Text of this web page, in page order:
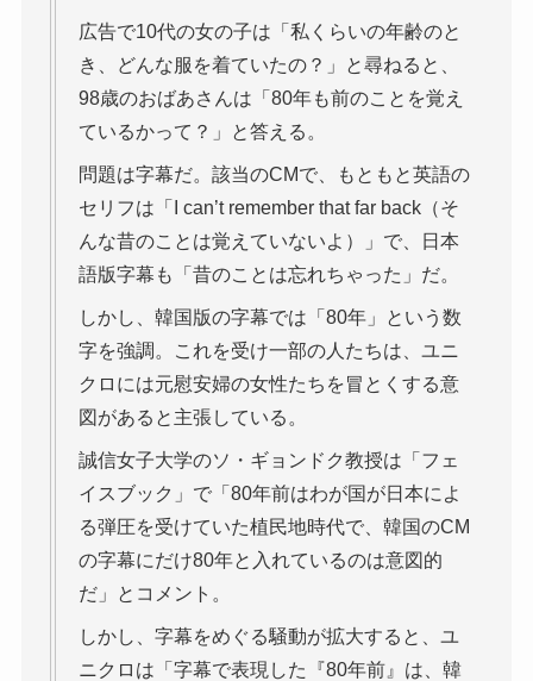
広告で10代の女の子は「私くらいの年齢のと
き、どんな服を着ていたの？」と尋ねると、
98歳のおばあさんは「80年も前のことを覚え
ているかって？」と答える。
問題は字幕だ。該当のCMで、もともと英語の
セリフは「I can’t remember that far back（そ
んな昔のことは覚えていないよ）」で、日本
語版字幕も「昔のことは忘れちゃった」だ。
しかし、韓国版の字幕では「80年」という数
字を強調。これを受け一部の人たちは、ユニ
クロには元慰安婦の女性たちを冒とくする意
図があると主張している。
誠信女子大学のソ・ギョンドク教授は「フェ
イスブック」で「80年前はわが国が日本によ
る弾圧を受けていた植民地時代で、韓国のCM
の字幕にだけ80年と入れているのは意図的
だ」とコメント。
しかし、字幕をめぐる騒動が拡大すると、ユ
ニクロは「字幕で表現した『80年前』は、韓